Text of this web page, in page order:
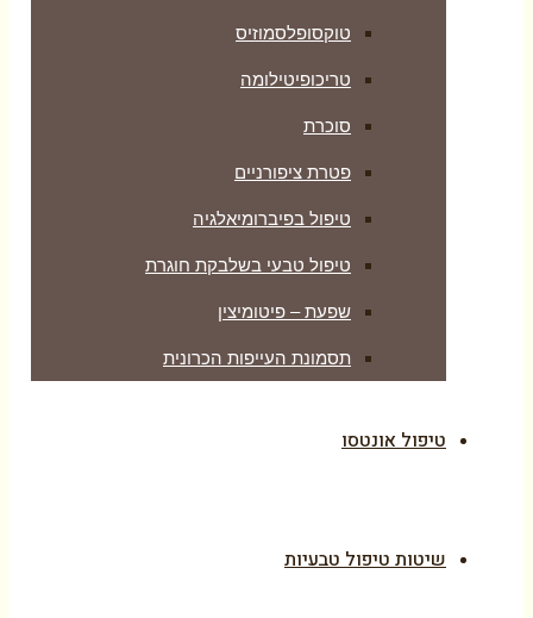
טוקסופלסמוזיס
טריכופיטילומה
סוכרת
פטרת ציפורניים
טיפול בפיברומיאלגיה
טיפול טבעי בשלבקת חוגרת
שפעת – פיטומיצין
תסמונת העייפות הכרונית
טיפול אונטסו
שיטות טיפול טבעיות